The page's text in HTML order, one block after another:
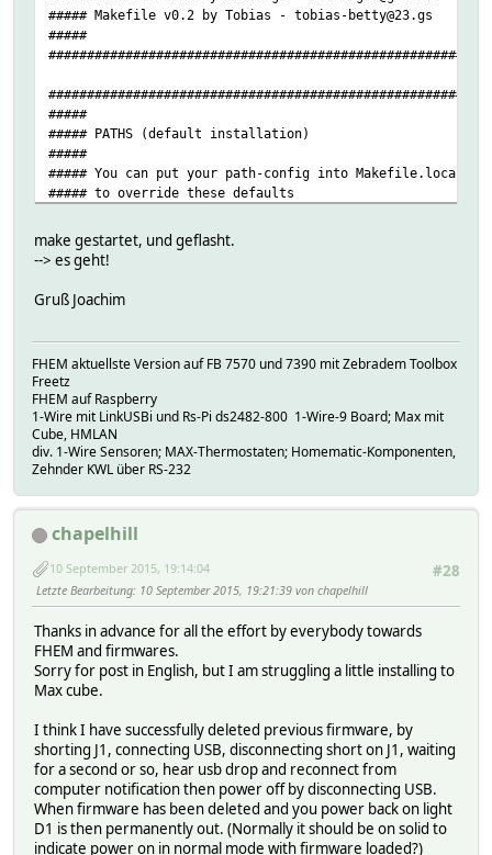
##### Makefile v0.2 by Tobias - tobias-betty@23.gs
#####
#####
##### PATHS (default installation)
#####
##### You can put your path-config into Makefile.local
##### to override these defaults
ARMBASE = /home/joachim/Downloads/gcc-arm-
INCLUDEPATH = $(ARMBASE)/arm-none-eabi/include
TOOLPREFIX = arm-none-eabi-
OPENOCDPATH = F:\Tools\OpenOCD
OPENOCD = $(OPENOCDPATH)\openocd.exe -f
GENDEPFLAGS = -MMD -MP -MF .dep/$(@F).d
make gestartet, und geflasht.
--> es geht!
Gruß Joachim
FHEM aktuellste Version auf FB 7570 und 7390 mit Zebradem Toolbox
Freetz
FHEM auf Raspberry
1-Wire mit LinkUSBi und Rs-Pi ds2482-800 1-Wire-9 Board; Max mit
Cube, HMLAN
div. 1-Wire Sensoren; MAX-Thermostaten; Homematic-Komponenten,
Zehnder KWL über RS-232
chapelhill
#28
10 September 2015, 19:14:04
Letzte Bearbeitung: 10 September 2015, 19:21:39 von chapelhill
Thanks in advance for all the effort by everybody towards
FHEM and firmwares.
Sorry for post in English, but I am struggling a little installing to
Max cube.
I think I have successfully deleted previous firmware, by
shorting J1, connecting USB, disconnecting short on J1, waiting
for a second or so, hear usb drop and reconnect from
computer notification then power off by disconnecting USB.
When firmware has been deleted and you power back on light
D1 is then permanently out. (Normally it should be on solid to
indicate power on in normal mode with firmware loaded?)